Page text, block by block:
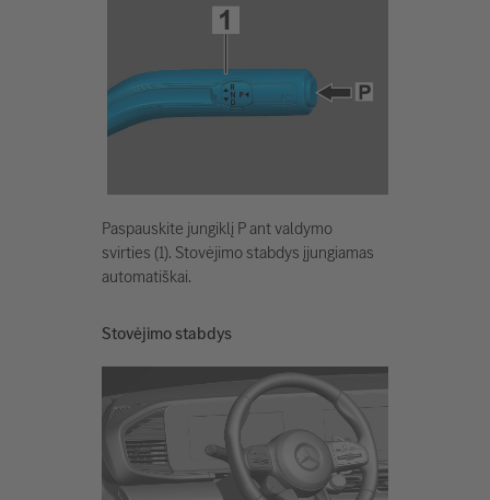
Paspauskite jungiklį P ant valdymo
svirties (1). Stovėjimo stabdys įjungiamas
automatiškai.
Stovėjimo stabdys